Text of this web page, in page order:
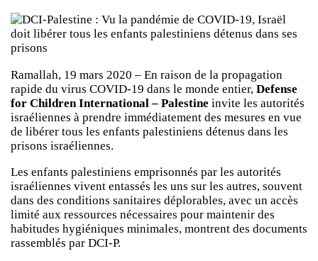
Ramallah, 19 mars 2020 – En raison de la propagation
rapide du virus COVID-19 dans le monde entier, Defense
for Children International – Palestine invite les autorités
israéliennes à prendre immédiatement des mesures en vue
de libérer tous les enfants palestiniens détenus dans les
prisons israéliennes.
Les enfants palestiniens emprisonnés par les autorités
israéliennes vivent entassés les uns sur les autres, souvent
dans des conditions sanitaires déplorables, avec un accès
limité aux ressources nécessaires pour maintenir des
habitudes hygiéniques minimales, montrent des documents
rassemblés par DCI-P.